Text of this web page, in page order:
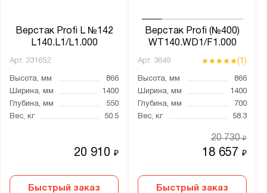
Верстак Profi L №142
L140.L1/L1.000
Арт. 231652
Высота, мм
866
Ширина, мм
1400
Глубина, мм
550
Вес, кг
50.5
20 910₽
Быстрый заказ
Верстак Profi (№400)
WT140.WD1/F1.000
Арт. 3649 (1)
Высота, мм
866
Ширина, мм
1400
Глубина, мм
700
Вес, кг
58.3
18 657₽
20 730₽
Быстрый заказ
Антистатический:
Материал:
ЛДСП
Холоднокатаная сталь